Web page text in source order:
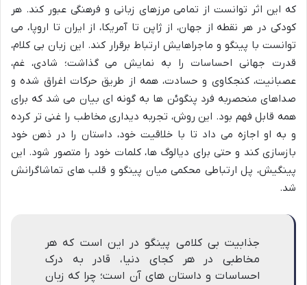
که این اثر توانست از تمامی مرزهای زبانی و فرهنگی عبور کند. هر
کودکی در هر نقطه از جهان، از ژاپن تا آمریکا، از ایران تا اروپا، می
توانست با پینگو و ماجراهایش ارتباط برقرار کند. این زبان بی کلام،
قدرت جهانی احساسات را به نمایش می گذاشت؛ شادی، غم،
عصبانیت، کنجکاوی و حسادت، همه از طریق حرکات اغراق شده و
صداهای منحصربه فرد پنگوئن ها به گونه ای بیان می شد که برای
همه قابل فهم بود. این روش، تجربه دیداری مخاطب را غنی تر کرده
و به او اجازه می داد تا با خلاقیت خود، داستان را در ذهن خود
بازسازی کند و حتی برای دیالوگ ها، کلمات خود را متصور شود. این
پینگیش، پل ارتباطی محکمی میان پینگو و قلب های تماشاگرانش
شد.
جذابیت بی کلامی پینگو در این است که هر
مخاطبی در هر کجای دنیا، قادر به درک
احساسات و داستان های آن است؛ چرا که زبان